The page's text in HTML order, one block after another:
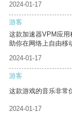
2024-01-17
游客
这款加速器VPM应
助你在网络上自由移
2024-01-17
游客
这款游戏的音乐非常
2024-01-17